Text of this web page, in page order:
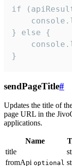
if
} else {
}
sendPageTitle#
Updates the title of
page URL in the
applications.
Name
title
fromApi optional